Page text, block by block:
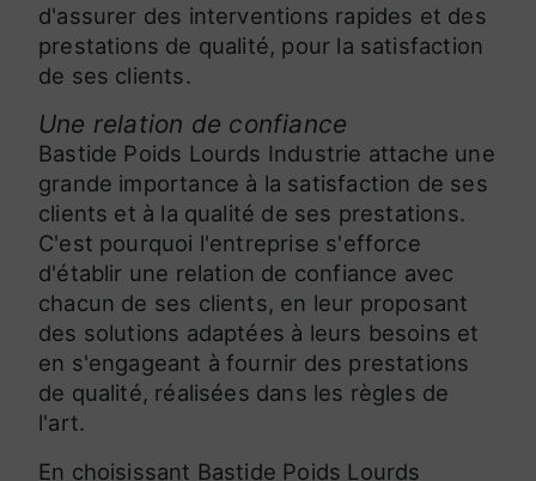
d'assurer des interventions rapides et des
prestations de qualité, pour la satisfaction
de ses clients.
Une relation de confiance
Bastide Poids Lourds Industrie attache une
grande importance à la satisfaction de ses
clients et à la qualité de ses prestations.
C'est pourquoi l'entreprise s'efforce
d'établir une relation de confiance avec
chacun de ses clients, en leur proposant
des solutions adaptées à leurs besoins et
en s'engageant à fournir des prestations
de qualité, réalisées dans les règles de
l'art.
En choisissant Bastide Poids Lourds